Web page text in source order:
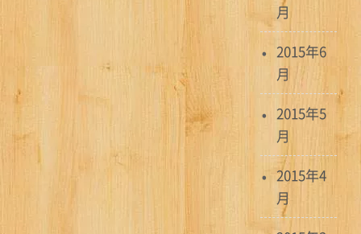
月
2015年6
月
2015年5
月
2015年4
月